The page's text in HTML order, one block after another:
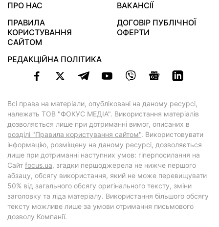
ПРО НАС
ВАКАНСІЇ
ПРАВИЛА
КОРИСТУВАННЯ
САЙТОМ
ДОГОВІР ПУБЛІЧНОЇ
ОФЕРТИ
РЕДАКЦІЙНА ПОЛІТИКА
Всі права на матеріали, опубліковані на даному ресурсі,
належать ТОВ "ФОКУС МЕДІА". Використання матеріалів
дозволяється лише при дотриманні вимог, описаних в
розділі "Правила користування сайтом". Використовувати
інформацію, розміщену на даному ресурсі, дозволяється
лише при дотриманні наступних умов: гіперпосилання на
Cайт focus.ua, згадки першоджерела не нижче першого
абзацу, обсягу використання, який не може перевищувати
50% від загального обсягу оригінального тексту, зміни
заголовку та ліда матеріалу. Використання більшого обсягу
тексту можливе лише за умови отримання письмового
дозволу Компанії.